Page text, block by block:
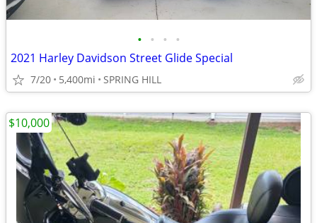
• • • •
2021 Harley Davidson Street Glide Special
7/20 5,400mi SPRING HILL
$10,000